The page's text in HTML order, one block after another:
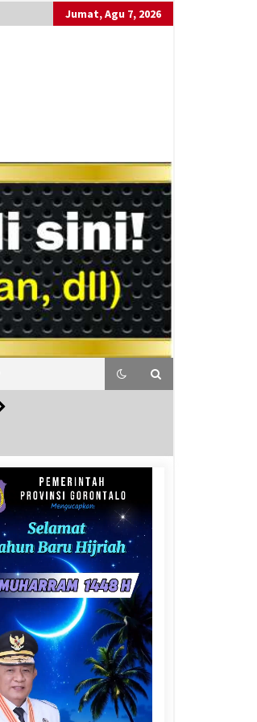
Jumat, Agu 7, 2026